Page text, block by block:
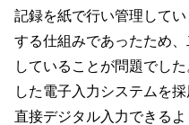
記録を紙で行い管理して
する仕組みであったため
していることが問題でし
した電子入力システムを
直接デジタル入力できる